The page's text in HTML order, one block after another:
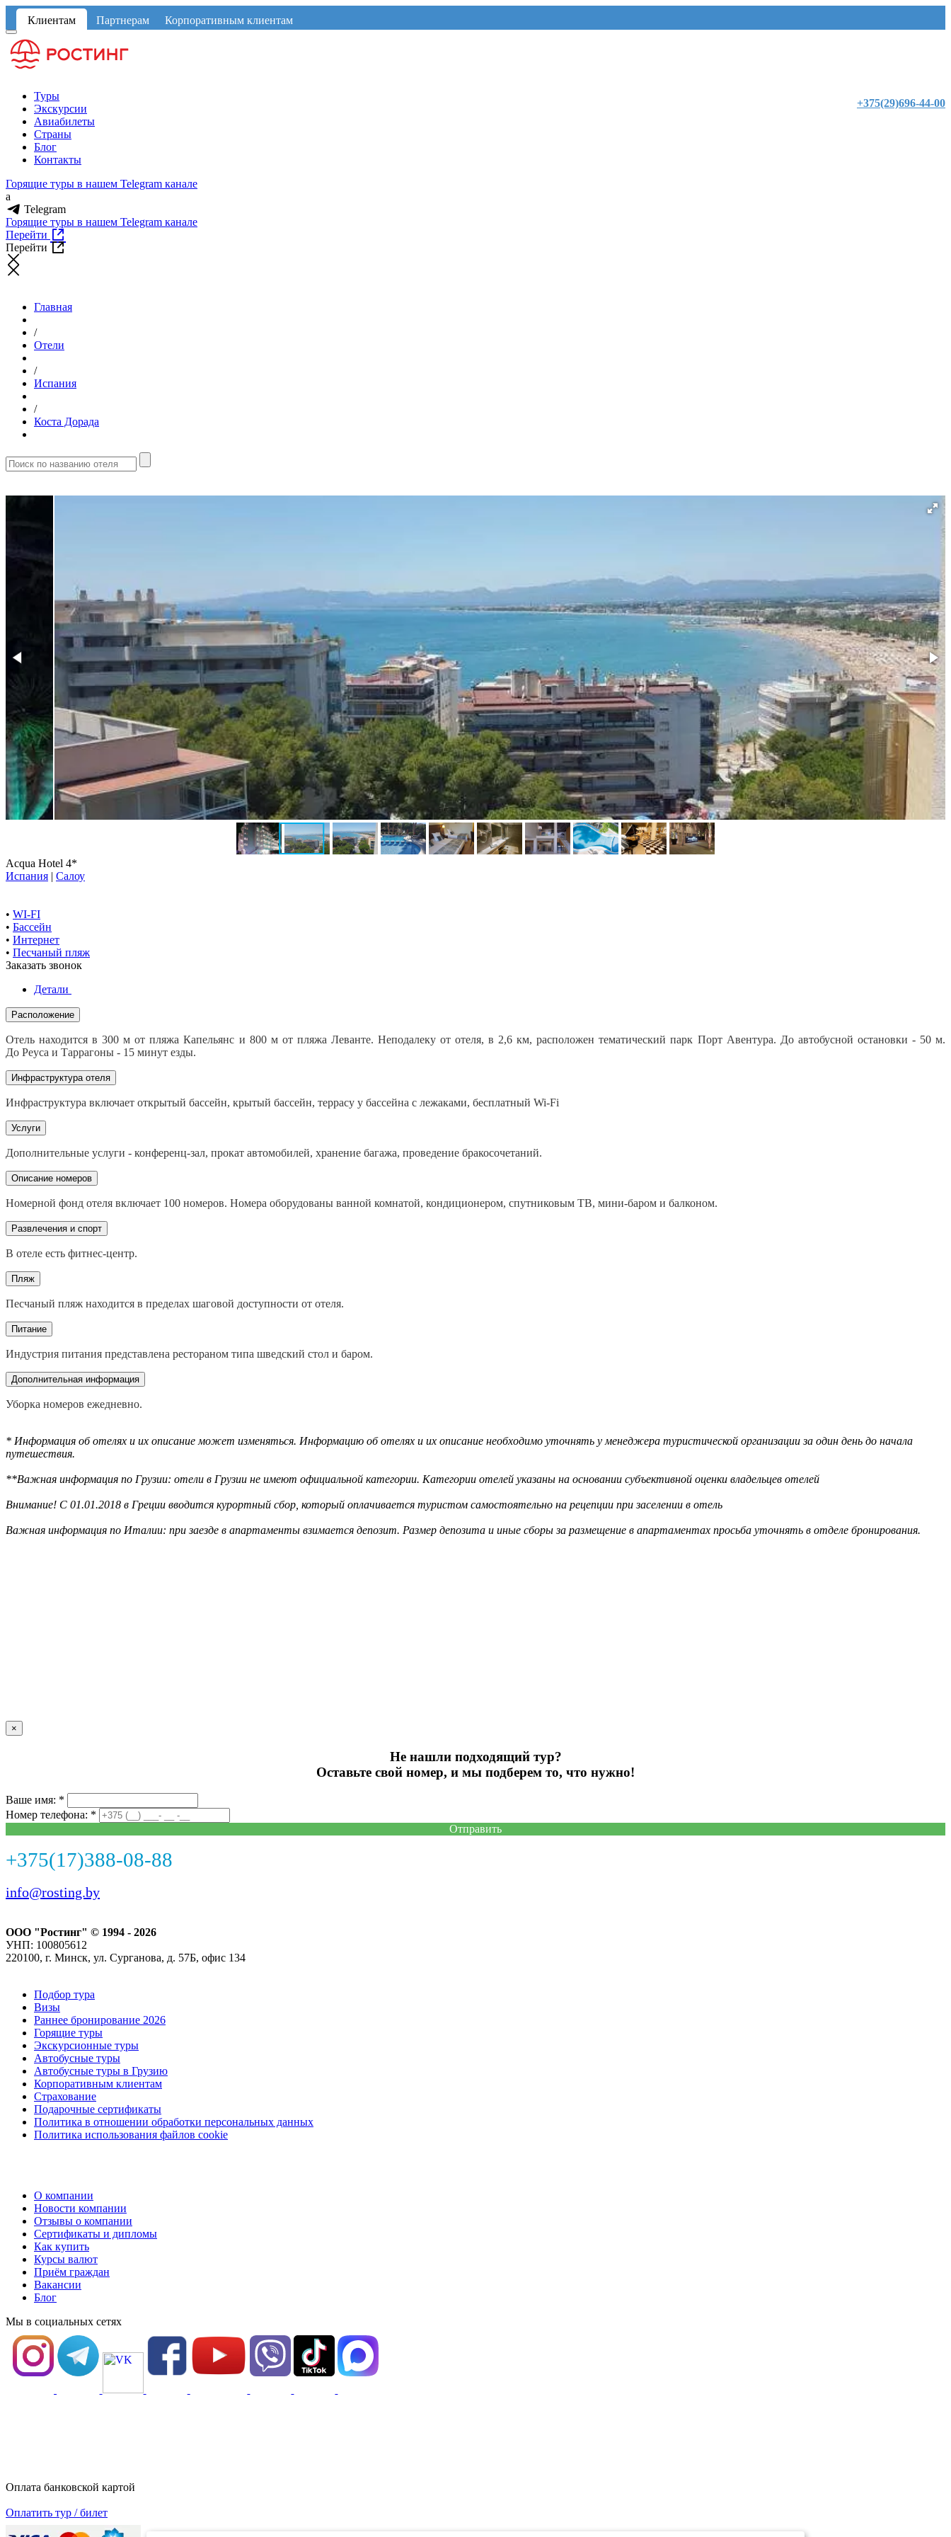
Клиентам Партнерам Корпоративным клиентам
+375(29)696-44-00
Туры
Экскурсии
Авиабилеты
Страны
Блог
Контакты
Горящие туры в нашем Telegram канале
a
Telegram
Горящие туры в нашем Telegram канале
Перейти
Перейти
Главная
/
Отели
/
Испания
/
Коста Дорада
Acqua Hotel 4*
Испания | Салоу
• WI-FI
• Бассейн
• Интернет
• Песчаный пляж
Заказать звонок
Детали
Расположение
Отель находится в 300 м от пляжа Капельянс и 800 м от пляжа Леванте. Неподалеку от отеля, в 2,6 км, расположен тематический парк Порт Авентура. До автобусной остановки - 50 м.
До Реуса и Таррагоны - 15 минут езды.
Инфраструктура отеля
Инфраструктура включает открытый бассейн, крытый бассейн, террасу у бассейна с лежаками, бесплатный Wi-Fi
Услуги
Дополнительные услуги - конференц-зал, прокат автомобилей, хранение багажа, проведение бракосочетаний.
Описание номеров
Номерной фонд отеля включает 100 номеров. Номера оборудованы ванной комнатой, кондиционером, спутниковым ТВ, мини-баром и балконом.
Развлечения и спорт
В отеле есть фитнес-центр.
Пляж
Песчаный пляж находится в пределах шаговой доступности от отеля.
Питание
Индустрия питания представлена рестораном типа шведский стол и баром.
Дополнительная информация
Уборка номеров ежедневно.
* Информация об отелях и их описание может изменяться. Информацию об отелях и их описание необходимо уточнять у менеджера туристической организации за один день до начала
путешествия.
**Важная информация по Грузии: отели в Грузии не имеют официальной категории. Категории отелей указаны на основании субъективной оценки владельцев отелей
Внимание! С 01.01.2018 в Греции вводится курортный сбор, который оплачивается туристом самостоятельно на рецепции при заселении в отель
Важная информация по Италии: при заезде в апартаменты взимается депозит. Размер депозита и иные сборы за размещение в апартаментах просьба уточнять в отделе бронирования.
×
Не нашли подходящий тур?
Оставьте свой номер, и мы подберем то, что нужно!
Ваше имя: *
Номер телефона: *
Отправить
+375(17)388-08-88
info@rosting.by
ООО "Ростинг" © 1994 - 2026
УНП: 100805612
220100, г. Минск, ул. Сурганова, д. 57Б, офис 134
Подбор тура
Визы
Раннее бронирование 2026
Горящие туры
Экскурсионные туры
Автобусные туры
Автобусные туры в Грузию
Корпоративным клиентам
Страхование
Подарочные сертификаты
Политика в отношении обработки персональных данных
Политика использования файлов cookie
О компании
Новости компании
Отзывы о компании
Сертификаты и дипломы
Как купить
Курсы валют
Приём граждан
Вакансии
Блог
Мы в социальных сетях
Оплата банковской картой
Оплатить тур / билет